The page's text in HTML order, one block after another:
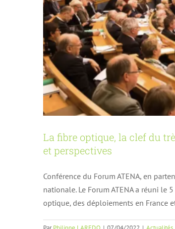
La fibre optique, la clef du
et perspectives
Conférence du Forum ATENA, en
nationale. Le Forum ATENA a réuni
optique, des déploiements en France